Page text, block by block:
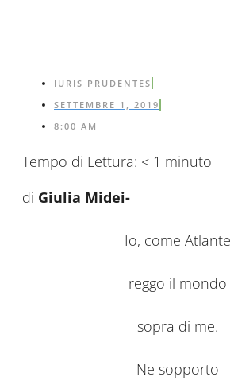
IURIS PRUDENTES
SETTEMBRE 1, 2019
8:00 AM
Tempo di Lettura: < 1 minuto
di Giulia Midei-
Io, come Atlante
reggo il mondo
sopra di me.
Ne sopporto